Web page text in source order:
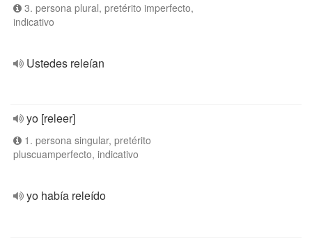
3. persona plural, pretérito imperfecto,
indicativo
Ustedes releían
yo [releer]
1. persona singular, pretérito
pluscuamperfecto, indicativo
yo había releído